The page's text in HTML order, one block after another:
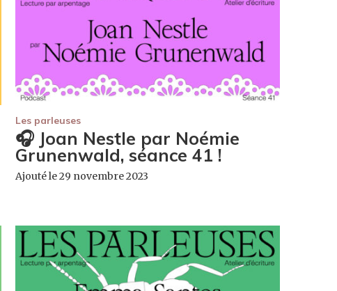
Les parleuses
🎧 Joan Nestle par Noémie
Grunenwald, séance 41 !
Ajouté le 29 novembre 2023